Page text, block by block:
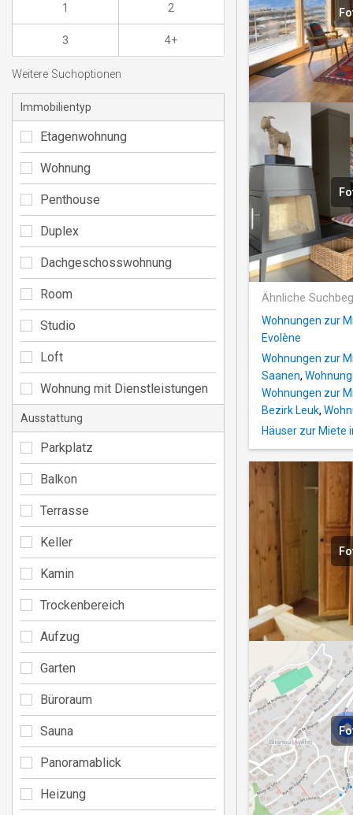
Ähnliche
Wohnungen zur
Evolène
Wohnungen zur
Saanen,
Wohnungen zur
Bezirk Leuk,
Häuser zur Miete
1 2
3 4+
Weitere Suchoptionen
Immobilientyp
Etagenwohnung
Wohnung
Penthouse
Duplex
Dachgeschosswohnung
Room
Studio
Loft
Wohnung mit Dienstleistungen
Ausstattung
Parkplatz
Balkon
Terrasse
Keller
Kamin
Trockenbereich
Aufzug
Garten
Büroraum
Sauna
Panoramablick
Heizung